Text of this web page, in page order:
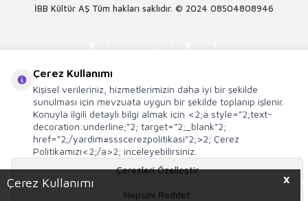
X
Çerez Kullanımı
İBB Kültür AŞ Tüm hakları saklıdır. © 2024 08504808946
E-TicaretSistemleriyle Hazırlanmıştır.
Çerez Kullanımı
Kişisel verileriniz, hizmetlerimizin daha iyi bir şekilde
sunulması için mevzuata uygun bir şekilde toplanıp işlenir.
Konuyla ilgili detaylı bilgi almak için <2;a style="2;text-
decoration:underline;"2; target="2;_blank"2;
href="2;/yardim#ssscerezpolitikasi"2;>2; Çerez
Politikamızı<2;/a>2; inceleyebilirsiniz.
Çerezleri Özelleştir
Hepsini Reddet